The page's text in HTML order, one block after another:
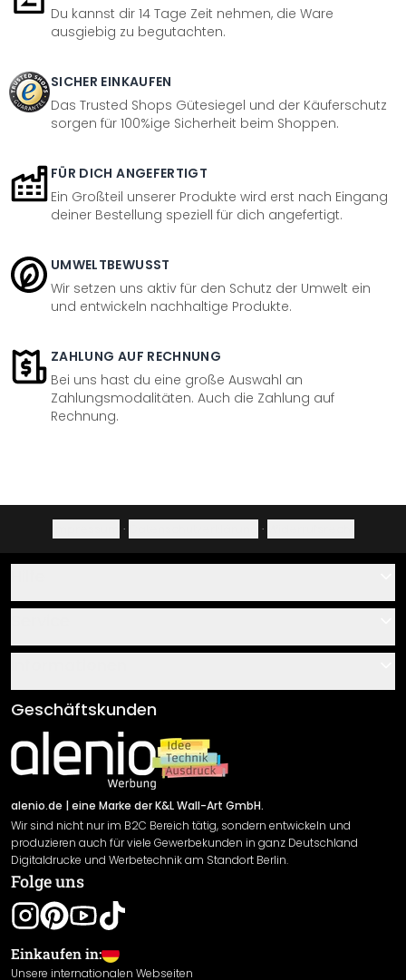
Du kannst dir 14 Tage Zeit nehmen, die Ware
ausgiebig zu begutachten.
SICHER EINKAUFEN
Das Trusted Shops Gütesiegel und der Käuferschutz
sorgen für 100%ige Sicherheit beim Shoppen.
FÜR DICH ANGEFERTIGT
Ein Großteil unserer Produkte wird erst nach Eingang
deiner Bestellung speziell für dich angefertigt.
UMWELTBEWUSST
Wir setzen uns aktiv für den Schutz der Umwelt ein
und entwickeln nachhaltige Produkte.
ZAHLUNG AUF RECHNUNG
Bei uns hast du eine große Auswahl an
Zahlungsmodalitäten. Auch die Zahlung auf
Rechnung.
· ·
Über uns
Klebe- und Montageanleitungen
Newsletter An-/Abmeldung
Sendungsverfolgung
AGB
Impressum
Versand & Zahlung
Rücksendung
Widerrufsrecht
Datenschutzerklärung
Gewährleistung
Leistungserklärung / CE-Zeichen
Cookie Einstellungen
Geschäftskunden
alenio.de | eine Marke der K&L Wall-Art GmbH.
Wir sind nicht nur im B2C Bereich tätig, sondern entwickeln und
produzieren auch für viele Gewerbekunden in ganz Deutschland
Digitaldrucke und Werbetechnik am Standort Berlin.
Folge uns
Einkaufen in:
Unsere internationalen Webseiten